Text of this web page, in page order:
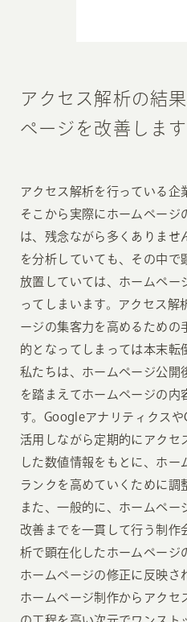
アクセス解析の結
ページを改善します
アクセス解析を行っている企
そこから実際にホームページ
は、残念ながら多くありませ
を分析していても、その中で
放置していては、ホームペー
ってしまいます。アクセス解
ージの集客力を高めるための
的となってしまっては本末転
私たちは、ホームページ公開
を踏まえてホームページの内
す。Googleアナリティクス
活用しながら定期的にアクセ
した数値情報をもとに、ホー
ランクを高めていくために調
また、一般的に、ホームペー
改善までを一貫して行う制作
析で顕在化したホームページ
ホームページの修正に反映さ
ホームページ制作からアクセ